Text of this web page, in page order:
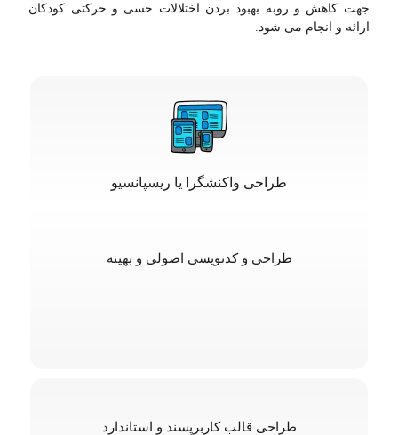
جهت کاهش و روبه بهبود بردن اختلالات حسی و حرکتی کودکان
ارائه و انجام می شود.
طراحی واکنشگرا یا ریسپانسیو
طراحی و کدنویسی اصولی و بهینه
طراحی قالب کاربرپسند و استاندارد